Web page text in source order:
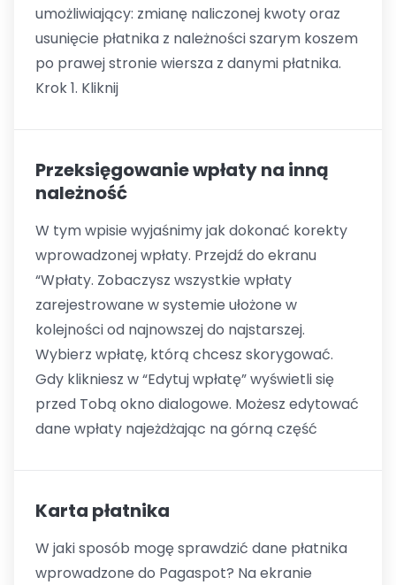
umożliwiający: zmianę naliczonej kwoty oraz
usunięcie płatnika z należności szarym koszem
po prawej stronie wiersza z danymi płatnika.
Krok 1. Kliknij
Przeksięgowanie wpłaty na inną
należność
W tym wpisie wyjaśnimy jak dokonać korekty
wprowadzonej wpłaty. Przejdź do ekranu
“Wpłaty. Zobaczysz wszystkie wpłaty
zarejestrowane w systemie ułożone w
kolejności od najnowszej do najstarszej.
Wybierz wpłatę, którą chcesz skorygować.
Gdy klikniesz w “Edytuj wpłatę” wyświetli się
przed Tobą okno dialogowe. Możesz edytować
dane wpłaty najeżdżając na górną część
Karta płatnika
W jaki sposób mogę sprawdzić dane płatnika
wprowadzone do Pagaspot? Na ekranie